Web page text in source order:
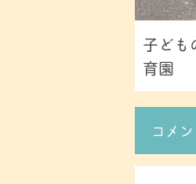
子ども
育園
コメン